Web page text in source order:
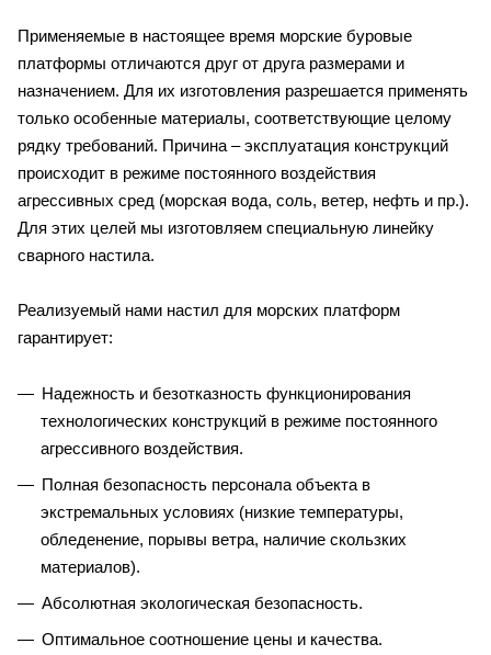
Применяемые в настоящее время морские буровые
платформы отличаются друг от друга размерами и
назначением. Для их изготовления разрешается применять
только особенные материалы, соответствующие целому
рядку требований. Причина – эксплуатация конструкций
происходит в режиме постоянного воздействия
агрессивных сред (морская вода, соль, ветер, нефть и пр.).
Для этих целей мы изготовляем специальную линейку
сварного настила.
Реализуемый нами настил для морских платформ
гарантирует:
Надежность и безотказность функционирования
технологических конструкций в режиме постоянного
агрессивного воздействия.
Полная безопасность персонала объекта в
экстремальных условиях (низкие температуры,
обледенение, порывы ветра, наличие скользких
материалов).
Абсолютная экологическая безопасность.
Оптимальное соотношение цены и качества.